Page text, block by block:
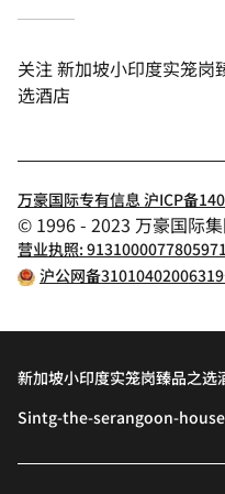
关注新加坡小印度实笼岗
选酒店
万豪国际专有信息 沪ICP备
© 1996 - 2023 万豪国际
营业执照:
沪公网备
新加坡小印度实笼岗臻品之选
Sintg-the-serangoon-